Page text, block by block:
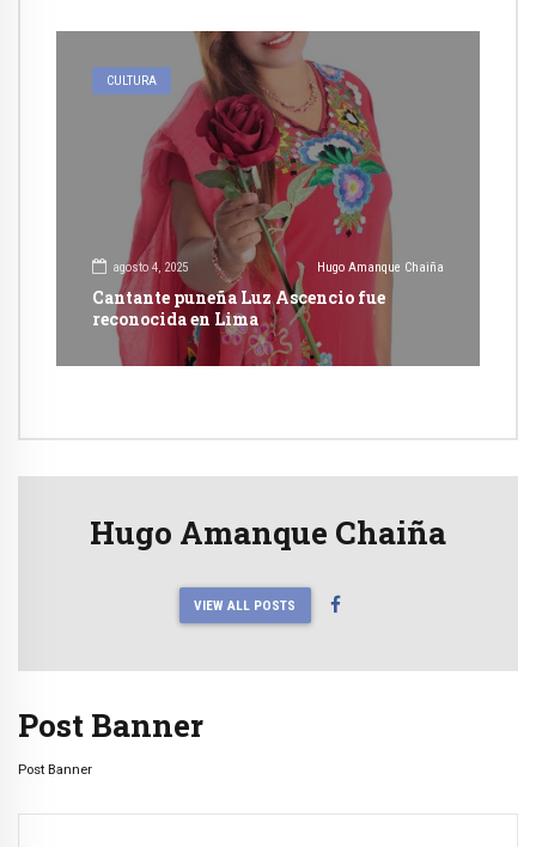
CULTURA
agosto 4, 2025 Hugo Amanque Chaiña
Cantante puneña Luz Ascencio fue
reconocida en Lima
Hugo Amanque Chaiña
VIEW ALL POSTS
Post Banner
Post Banner